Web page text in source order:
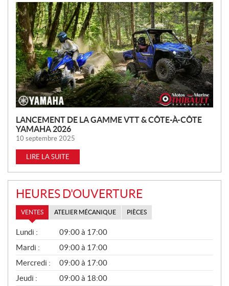
N
O
U
V
E
L
L
E
S
LANCEMENT DE LA GAMME VTT & CÔTE-À-CÔTE
YAMAHA 2026
10 septembre 2025
LIRE LA SUITE
HEURES D'OUVERTURE
VENTES ATELIER MÉCANIQUE PIÈCES
V
E
N
T
E
S
Lundi :
09:00 à 17:00
Mardi :
09:00 à 17:00
Mercredi :
09:00 à 17:00
Jeudi :
09:00 à 18:00